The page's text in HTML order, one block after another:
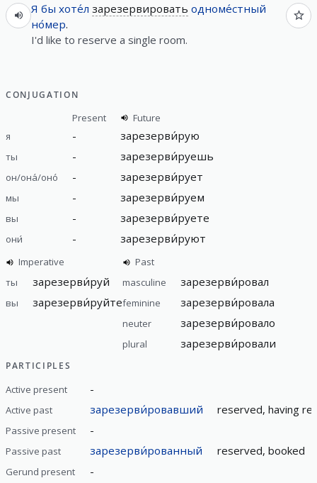
Я бы хоте́л зарезервировать одноме́стный
но́мер.
I'd like to reserve a single room.
CONJUGATION
Present
Future
я
- зарезерви́рую
ты - зарезерви́руешь
он/она́/оно́ - зарезерви́рует
мы - зарезерви́руем
вы - зарезерви́руете
они́ - зарезерви́руют
Imperative
ты
зарезерви́руй
вы зарезерви́руйте
Past
masculine
зарезерви́ровал
feminine зарезерви́ровала
neuter зарезерви́ровало
plural зарезерви́ровали
PARTICIPLES
Active present -
Active past зарезерви́ровавший reserved, having
Passive present -
Passive past зарезерви́рованный reserved, booked
Gerund present -